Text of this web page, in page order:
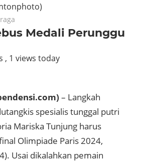
Medali Perunggu
, 1 views today
– Langkah
spesialis tunggal putri
Mariska Tunjung harus
Olimpiade Paris 2024,
Usai dikalahkan pemain